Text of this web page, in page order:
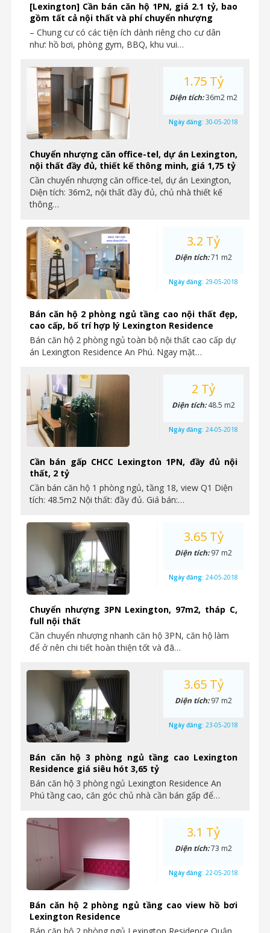
[Lexington] Cần bán căn hộ 1PN, giá 2.1 tỷ, bao
gồm tất cả nội thất và phí chuyển nhượng
– Chung cư có các tiện ích dành riêng cho cư dân
như: hồ bơi, phòng gym, BBQ, khu vui…
Chuyển nhượng căn office-tel, dự án Lexington,
nội thất đầy đủ, thiết kế thông minh, giá 1,75 tỷ
Cần chuyển nhượng căn office-tel, dự án Lexington,
Diện tích: 36m2, nội thất đầy đủ, chủ nhà thiết kế
thông…
1.75 Tỷ
Diện tích:36m2 m2
Ngày đăng: 30-05-2018
Bán căn hộ 2 phòng ngủ tầng cao nội thất đẹp,
cao cấp, bố trí hợp lý Lexington Residence
Bán căn hộ 2 phòng ngủ toàn bộ nội thất cao cấp dự
án Lexington Residence An Phú. Ngay mặt…
3.2 Tỷ
Diện tích:71 m2
Ngày đăng: 29-05-2018
Cần bán gấp CHCC Lexington 1PN, đầy đủ nội
thất, 2 tỷ
Cần bán căn hộ 1 phòng ngủ, tầng 18, view Q1 Diện
tích: 48.5m2 Nội thất: đầy đủ. Giá bán:…
2 Tỷ
Diện tích:48.5 m2
Ngày đăng: 24-05-2018
Chuyển nhượng 3PN Lexington, 97m2, tháp C,
full nội thất
Cần chuyển nhượng nhanh căn hộ 3PN, căn hộ làm
để ở nên chi tiết hoàn thiện tốt và đã…
3.65 Tỷ
Diện tích:97 m2
Ngày đăng: 24-05-2018
Bán căn hộ 3 phòng ngủ tầng cao Lexington
Residence giá siêu hót 3,65 tỷ
Bán căn hộ 3 phòng ngủ Lexington Residence An
Phú tầng cao, căn góc chủ nhà cần bán gấp để…
3.65 Tỷ
Diện tích:97 m2
Ngày đăng: 23-05-2018
Bán căn hộ 2 phòng ngủ tầng cao view hồ bơi
Lexington Residence
3.1 Tỷ
Diện tích:73 m2
Ngày đăng: 22-05-2018